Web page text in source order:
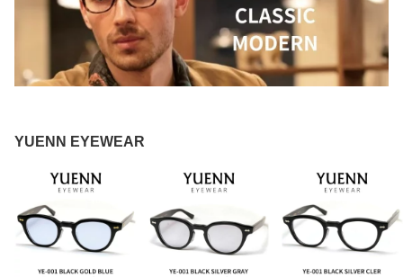
YUENN EYEWEAR